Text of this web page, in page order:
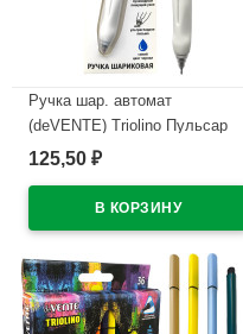
Ручка шар. автомат
(deVENTE) Triolino Пульсар
(Pulsar) н/
арт.5070609 (Ст12)
125,50 ₽